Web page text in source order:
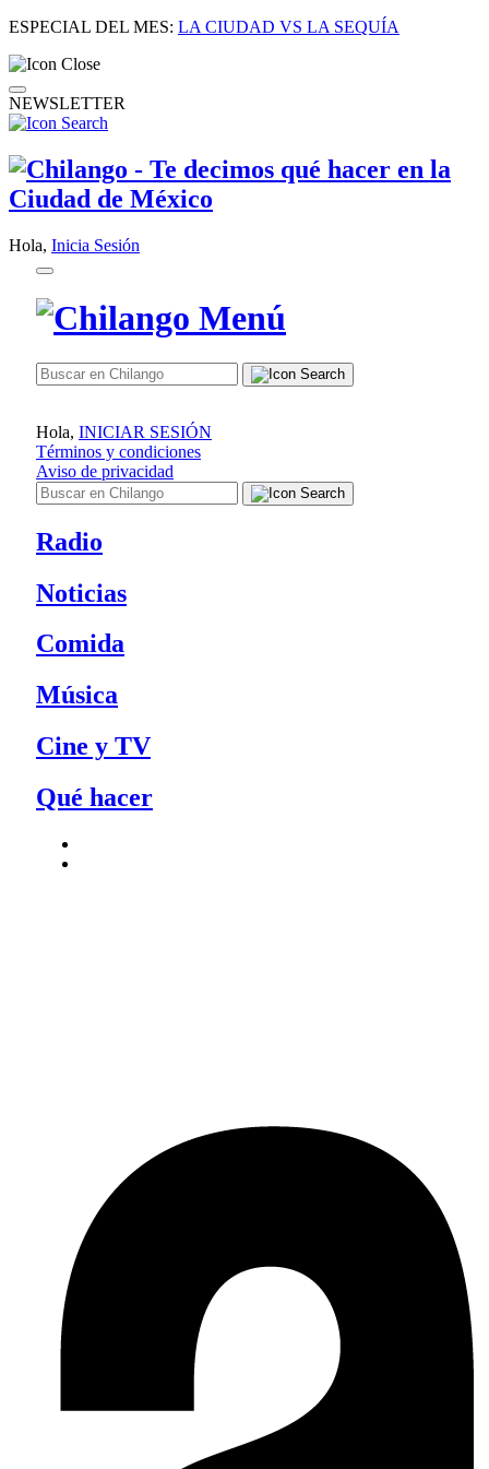
ESPECIAL DEL MES: LA CIUDAD VS LA SEQUÍA
NEWSLETTER
Hola, Inicia Sesión
Hola, INICIAR SESIÓN
Términos y condiciones
Aviso de privacidad
Radio
Noticias
Comida
Música
Cine y TV
Qué hacer